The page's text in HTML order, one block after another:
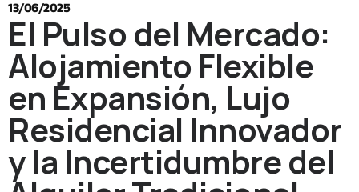
13/06/2025
El Pulso del Mercado:
Alojamiento Flexible
en Expansión, Lujo
Residencial Innovador
y la Incertidumbre del